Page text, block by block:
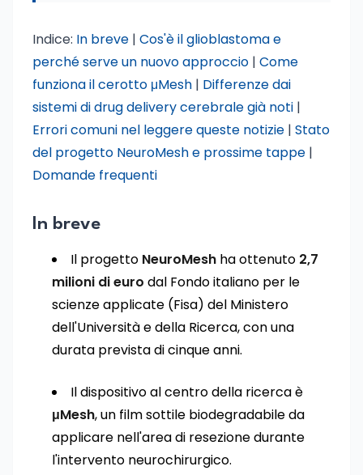
Indice: In breve | Cos'è il glioblastoma e
perché serve un nuovo approccio | Come
funziona il cerotto μMesh | Differenze dai
sistemi di drug delivery cerebrale già noti |
Errori comuni nel leggere queste notizie | Stato
del progetto NeuroMesh e prossime tappe |
Domande frequenti
In breve
Il progetto NeuroMesh ha ottenuto 2,7
milioni di euro dal Fondo italiano per le
scienze applicate (Fisa) del Ministero
dell'Università e della Ricerca, con una
durata prevista di cinque anni.
Il dispositivo al centro della ricerca è
μMesh, un film sottile biodegradabile da
applicare nell'area di resezione durante
l'intervento neurochirurgico.